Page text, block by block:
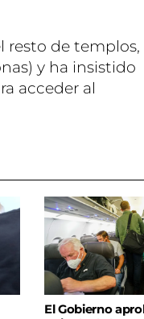
resto de templos,
y ha insistido
acceder al
El Gobierno